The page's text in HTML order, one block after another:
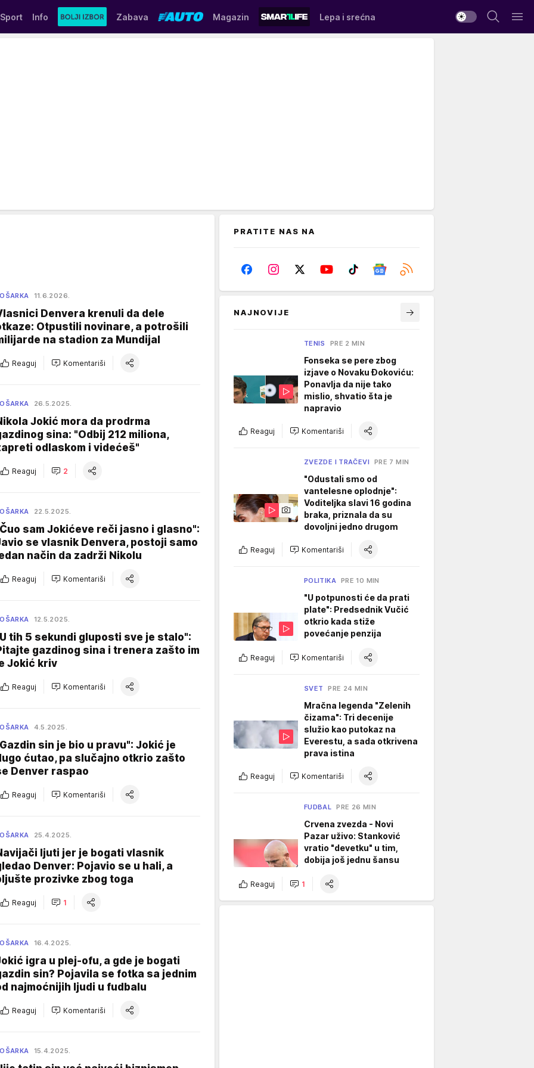
Sport Info Zabava Magazin Lepa i srećna
11.6.2026.
Denvera krenuli da dele
Otpustili novinare, a potrošili
na stadion za Mundijal
Reaguj Komentariši
26.5.2025.
Jokić mora da prodrma
sina: "Odbij 212 miliona,
odlaskom i videćeš"
Reaguj 2
22.5.2025.
sam Jokićeve reči jasno i glasno":
se vlasnik Denvera, postoji samo
način da zadrži Nikolu
Reaguj Komentariši
12.5.2025.
tih 5 sekundi gluposti sve je stalo":
gazdinog sina i trenera zašto im
Jokić kriv
Reaguj Komentariši
4.5.2025.
sin je bio u pravu": Jokić je
ćutao, pa slučajno otkrio zašto
Denver raspao
Reaguj Komentariši
25.4.2025.
ljuti jer je bogati vlasnik
Denver: Pojavio se u hali, a
prozivke zbog toga
Reaguj 1
16.4.2025.
igra u plej-ofu, a gde je bogati
sin? Pojavila se fotka sa jednim
najmoćnijih ljudi u fudbalu
Reaguj Komentariši
15.4.2025.
PRATITE NAS NA
NAJNOVIJE
TENIS PRE 2 MIN
Fonseka se pere zbog
izjave o Novaku Đokoviću:
Ponavlja da nije tako
mislio, shvatio šta je
napravio
Reaguj Komentariši
ZVEZDE I TRAČEVI PRE 7 MIN
"Odustali smo od
vantelesne oplodnje":
Voditeljka slavi 16 godina
braka, priznala da su
dovoljni jedno drugom
Reaguj Komentariši
POLITIKA PRE 10 MIN
"U potpunosti će da prati
plate": Predsednik Vučić
otkrio kada stiže
povećanje penzija
Reaguj Komentariši
SVET PRE 24 MIN
Mračna legenda "Zelenih
čizama": Tri decenije
služio kao putokaz na
Everestu, a sada otkrivena
prava istina
Reaguj Komentariši
FUDBAL PRE 26 MIN
Crvena zvezda - Novi
Pazar uživo: Stanković
vratio "devetku" u tim,
dobija još jednu šansu
Reaguj 1